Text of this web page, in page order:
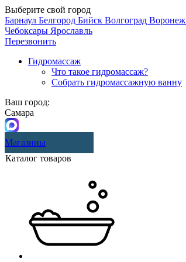
Выберите свой город
Барнаул Белгород Бийск Волгоград Воронеж
Чебоксары Ярославль
Перезвонить
Гидромассаж
Что такое гидромассаж?
Собрать гидромассажную ванну
Ваш город:
Самара
Магазины
Каталог товаров